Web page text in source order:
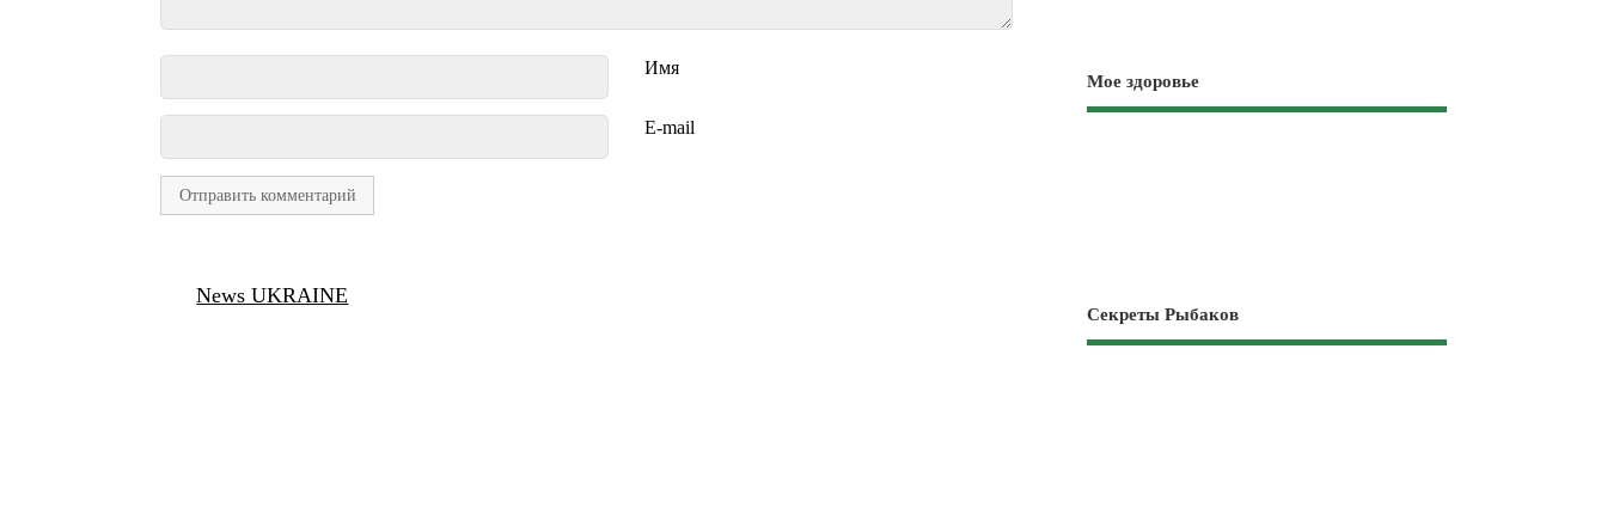
Имя
E-mail
News UKRAINE
Мое здоровье
Секреты Рыбаков